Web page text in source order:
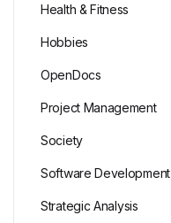
Health & Fitness
Hobbies
OpenDocs
Project Management
Society
Software Development
Strategic Analysis